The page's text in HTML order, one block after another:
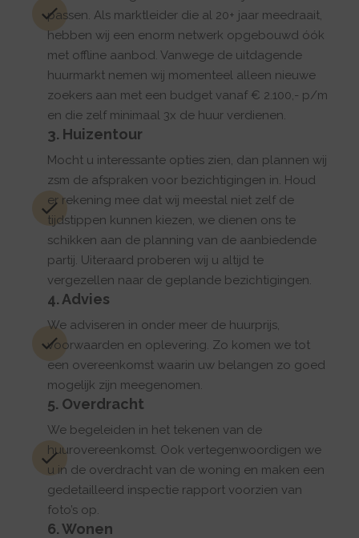
passen. Als marktleider die al 20+ jaar meedraait,
hebben wij een enorm netwerk opgebouwd óók
met offline aanbod. Vanwege de uitdagende
huurmarkt nemen wij momenteel alleen nieuwe
zoekers aan met een budget vanaf € 2.100,- p/m
en die zelf minimaal 3x de huur verdienen.
3. Huizentour
Mocht u interessante opties zien, dan plannen wij
zsm de afspraken voor bezichtigingen in. Houd
er rekening mee dat wij meestal niet zelf de
tijdstippen kunnen kiezen, we dienen ons te
schikken aan de planning van de aanbiedende
partij. Uiteraard proberen wij u altijd te
vergezellen naar de geplande bezichtigingen.
4. Advies
We adviseren in onder meer de huurprijs,
voorwaarden en oplevering. Zo komen we tot
een overeenkomst waarin uw belangen zo goed
mogelijk zijn meegenomen.
5. Overdracht
We begeleiden in het tekenen van de
huurovereenkomst. Ook vertegenwoordigen we
u in de overdracht van de woning en maken een
gedetailleerd inspectie rapport voorzien van
foto’s op.
6. Wonen